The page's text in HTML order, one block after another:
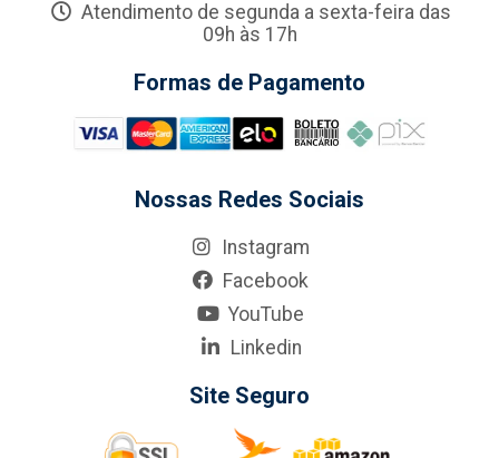
Atendimento de segunda a sexta-feira das
09h às 17h
Formas de Pagamento
Nossas Redes Sociais
Instagram
Facebook
YouTube
Linkedin
Site Seguro